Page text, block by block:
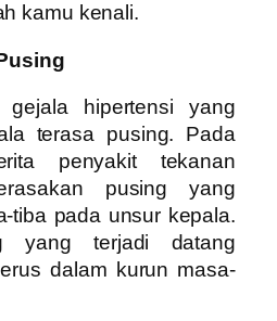
kamu kenali.
hipertensi yang
terasa pusing. Pada
penyakit tekanan
pusing yang
tiba pada unsur kepala.
yang terjadi datang
dalam kurun masa-